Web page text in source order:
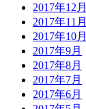
2017年12月
2017年11月
2017年10月
2017年9月
2017年8月
2017年7月
2017年6月